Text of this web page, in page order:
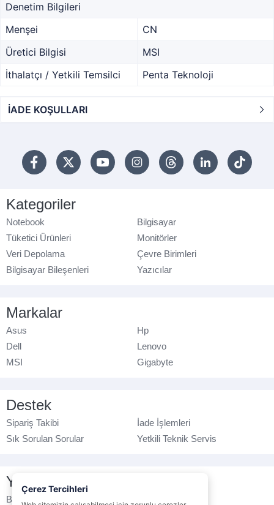
Denetim Bilgileri
Menşei
CN
Üretici Bilgisi
MSI
İthalatçı / Yetkili Temsilci
Penta Teknoloji
İADE KOŞULLARI
Kategoriler
Notebook
Bilgisayar
Tüketici Ürünleri
Monitörler
Veri Depolama
Çevre Birimleri
Bilgisayar Bileşenleri
Yazıcılar
Markalar
Asus
Hp
Dell
Lenovo
MSI
Gigabyte
Destek
Sipariş Takibi
İade İşlemleri
Sık Sorulan Sorular
Yetkili Teknik Servis
Yasal Bilgilendirme
Banka Hesap No
Çerez Tercihleri